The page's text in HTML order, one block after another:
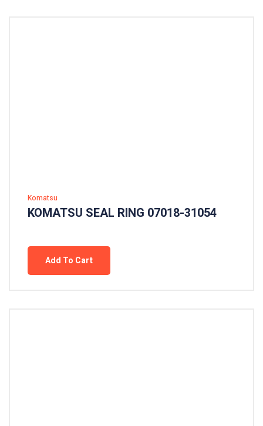
Komatsu
KOMATSU SEAL RING 07018-31054
Add To Cart